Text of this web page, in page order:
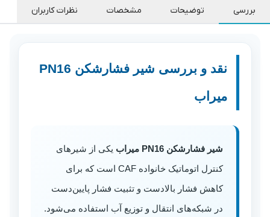
بررسی توضیحات مشخصات نظرات کاربران
نقد و بررسی شیر فشارشکن PN16
میراب
شیر فشارشکن PN16 میراب
یکی از شیرهای
کنترل اتوماتیک خانواده CAF است که برای
کاهش فشار بالادست و تثبیت فشار پایین‌دست
در شبکه‌های انتقال و توزیع آب استفاده می‌شود.